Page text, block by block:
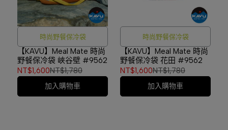
時尚野餐保冷袋
【KAVU】Meal Mate 時尚
野餐保冷袋 峽谷壁 #9562
NT$1,600NT$1,780
加入購物車
時尚野餐保冷袋
【KAVU】Meal Mate 時尚
野餐保冷袋 花田 #9562
NT$1,600NT$1,780
加入購物車